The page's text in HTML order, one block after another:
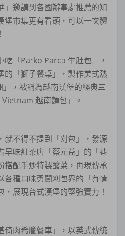
」邀請到各國辦事處推薦的知
堡市集更有看頭，可以一次體
吃「Parko Parco 牛肚包」，
的「獅子餐桌」，製作美式熱
，被稱為越南漢堡的經典三
越南麵包」。
就不得不提到「刈包」，發源
早味紅茶店「蔡元益」的「巷
搭配手炒特製酸菜，再現傳承
各種口味勇闖刈包界的「有情
展現台式漢堡的堅強實力！
倚肉希臘餐車」，以英式傳統